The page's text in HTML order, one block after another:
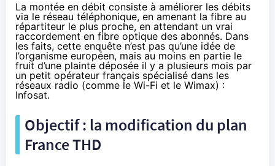
La montée en débit consiste à améliorer les débits
via le réseau téléphonique, en amenant la fibre au
répartiteur le plus proche, en attendant un vrai
raccordement en fibre optique des abonnés. Dans
les faits, cette enquête n’est pas qu’une idée de
l’organisme européen, mais au moins en partie le
fruit d’une plainte déposée il y a plusieurs mois par
un petit opérateur français spécialisé dans les
réseaux radio (comme le Wi-Fi et le Wimax) :
Infosat.
Objectif : la modification du plan
France THD